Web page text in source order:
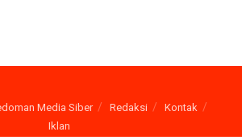
Media Siber Redaksi
Kontak
Iklan